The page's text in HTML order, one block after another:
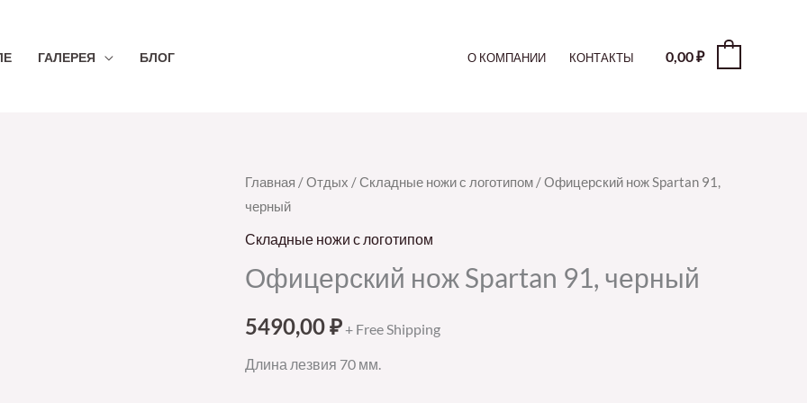
ГАЛЕРЕЯ БЛОГ О КОМПАНИИ КОНТАКТЫ 0,00₽
Главная /Отдых /Складные ножи с логотипом / Офицерский нож Spartan 91,
черный
Складные ножи с логотипом
Офицерский нож Spartan 91, черный
5490,00₽ + Free Shipping
Длина лезвия 70 мм.
Количество
товара
Офицерский
Spartan
черный